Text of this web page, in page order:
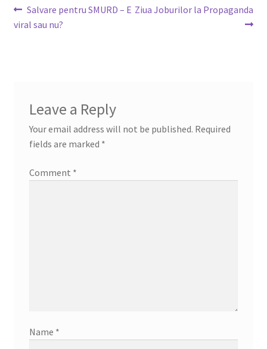
Post
navigation
Previous
post:
Salvare pentru SMURD – E
viral sau nu?
Next
Ziua Joburilor la Propaganda
Leave a Reply
Your email address will not be published. Required
fields are marked *
Comment *
Name *